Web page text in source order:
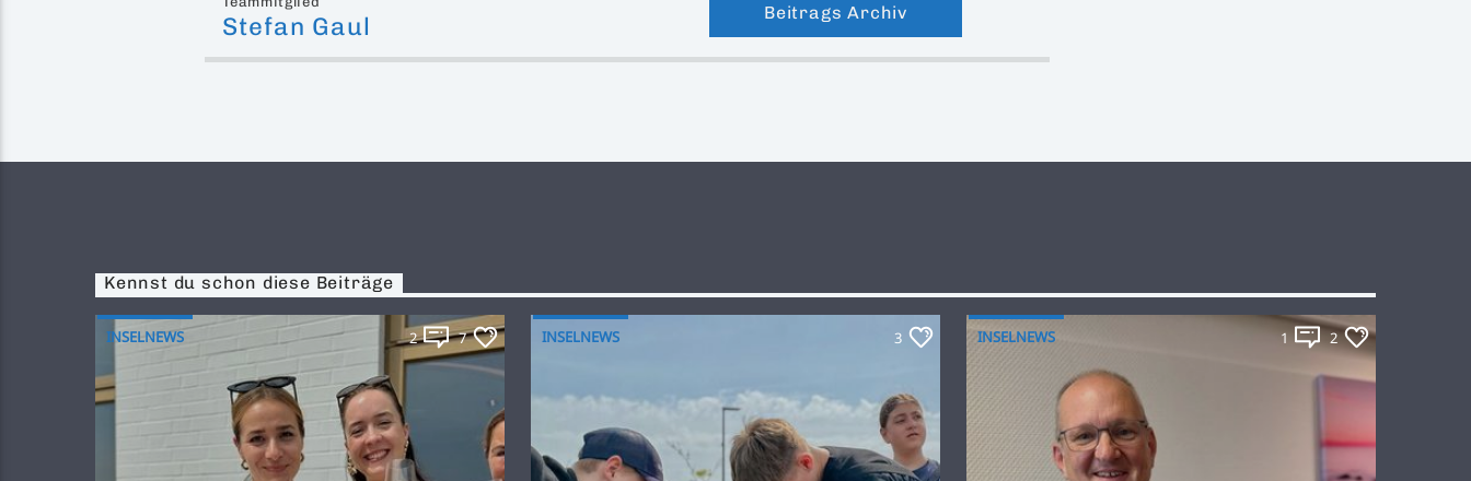
Stefan Gaul Beitrags Archiv
Kennst du schon diese Beiträge
INSELNEWS 2 7 INSELNEWS 3 INSELNEWS 1 2